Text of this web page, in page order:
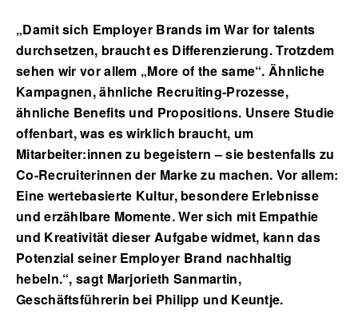
„Damit sich Employer Brands im War for talents
durchsetzen, braucht es Differenzierung. Trotzdem
sehen wir vor allem „More of the same“. Ähnliche
Kampagnen, ähnliche Recruiting-Prozesse,
ähnliche Benefits und Propositions. Unsere Studie
offenbart, was es wirklich braucht, um
Mitarbeiter:innen zu begeistern – sie bestenfalls zu
Co-Recruiterinnen der Marke zu machen. Vor allem:
Eine wertebasierte Kultur, besondere Erlebnisse
und erzählbare Momente. Wer sich mit Empathie
und Kreativität dieser Aufgabe widmet, kann das
Potenzial seiner Employer Brand nachhaltig
hebeln.“, sagt Marjorieth Sanmartin,
Geschäftsführerin bei Philipp und Keuntje.